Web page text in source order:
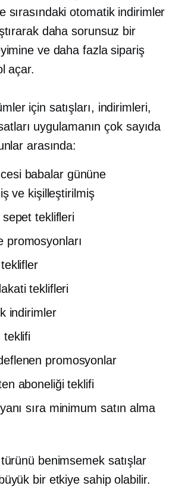
sırasındaki otomatik indirimler
daha sorunsuz bir
ve daha fazla sipariş
açar.
için satışları, indirimleri,
uygulamanın çok sayıda
arasında:
babalar gününe
ve kişilleştirilmiş
teklifleri
promosyonları
teklifleri
indirimler
teklifi
promosyonlar
aboneliği teklifi
sıra minimum satın alma
benimsemek satışlar
bir etkiye sahip olabilir.